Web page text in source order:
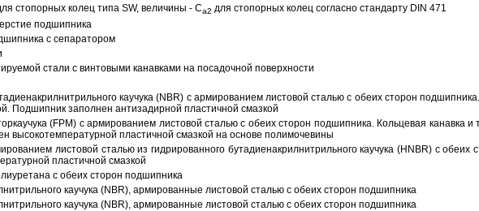
стопорных колец типа SW, величины - Ca2 для стопорных колец согласно стандарту DIN 471
подшипника
с сепаратором
стали с винтовыми канавками на посадочной поверхности
каучука (NBR) с армированием листовой сталью с обеих сторон
Подшипник заполнен антизадирной пластичной смазкой
(FPM) с армированием листовой сталью с обеих сторон подшипника. Кольцевая канавка
высокотемпературной пластичной смазкой на основе полимочевины
листовой сталью из гидрированного бутадиенакрилнитрильного каучука (HNBR) с
пластичной смазкой
с обеих сторон подшипника
каучука (NBR), армированные листовой сталью с обеих сторон подшипника
каучука (NBR), армированные листовой сталью с обеих сторон подшипника